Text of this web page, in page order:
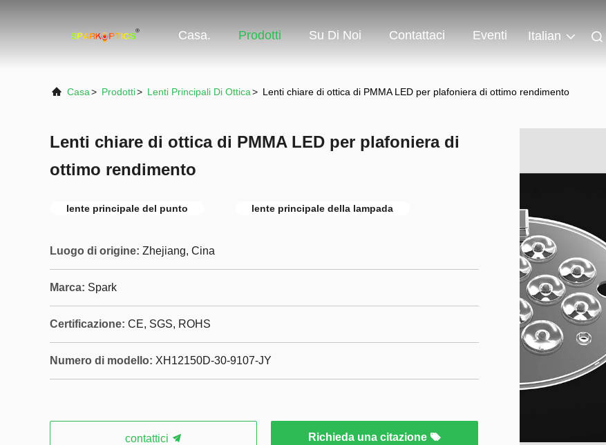
Casa. Prodotti Su Di Noi Contattaci Eventi Italian
Casa> Prodotti> Lenti Principali Di Ottica> Lenti chiare di ottica di PMMA LED per plafoniera di ottimo rendimento
Lenti chiare di ottica di PMMA LED per plafoniera di
ottimo rendimento
lente principale del punto lente principale della lampada
Luogo di origine: Zhejiang, Cina
Marca: Spark
Certificazione: CE, SGS, ROHS
Numero di modello: XH12150D-30-9107-JY
contattici Richieda una citazione